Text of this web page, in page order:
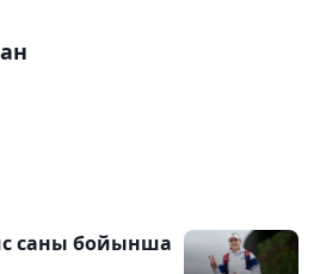
саны бойынша